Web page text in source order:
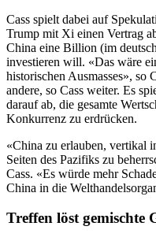
Cass spielt dabei auf
Trump mit Xi einen Vertrag
China eine Billion (im
investieren will. «Das wäre
historischen Ausmasses», so
andere, so Cass weiter. Es
darauf ab, die gesamte
Konkurrenz zu erdrücken.
«China zu erlauben, vertikal
Seiten des Pazifiks zu
Cass. «Es würde mehr
China in die
Treffen löst gemischte